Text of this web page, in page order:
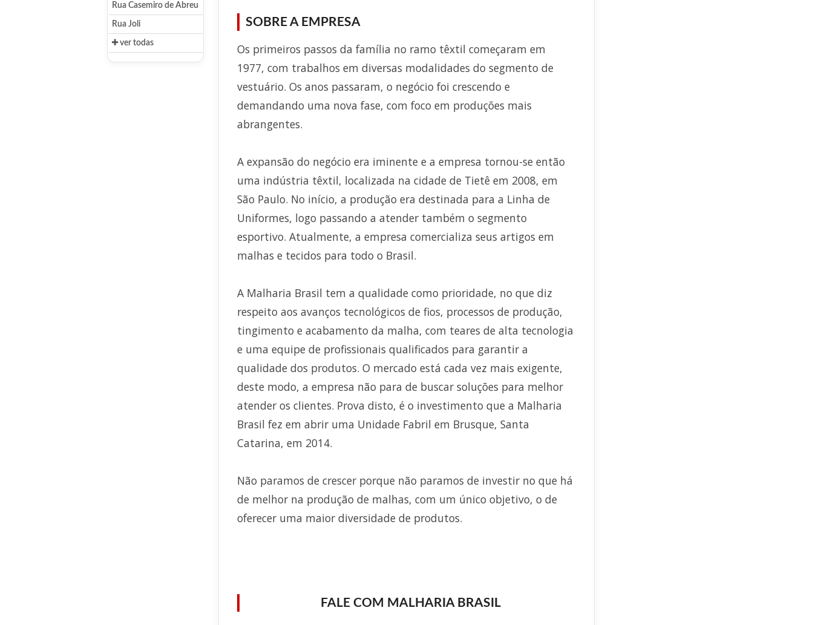
Rua Casemiro de Abreu
Rua Joli
ver todas
SOBRE A EMPRESA
Os primeiros passos da família no ramo têxtil começaram em
1977, com trabalhos em diversas modalidades do segmento de
vestuário. Os anos passaram, o negócio foi crescendo e
demandando uma nova fase, com foco em produções mais
abrangentes.
A expansão do negócio era iminente e a empresa tornou-se então
uma indústria têxtil, localizada na cidade de Tietê em 2008, em
São Paulo. No início, a produção era destinada para a Linha de
Uniformes, logo passando a atender também o segmento
esportivo. Atualmente, a empresa comercializa seus artigos em
malhas e tecidos para todo o Brasil.
A Malharia Brasil tem a qualidade como prioridade, no que diz
respeito aos avanços tecnológicos de fios, processos de produção,
tingimento e acabamento da malha, com teares de alta tecnologia
e uma equipe de profissionais qualificados para garantir a
qualidade dos produtos. O mercado está cada vez mais exigente,
deste modo, a empresa não para de buscar soluções para melhor
atender os clientes. Prova disto, é o investimento que a Malharia
Brasil fez em abrir uma Unidade Fabril em Brusque, Santa
Catarina, em 2014.
Não paramos de crescer porque não paramos de investir no que há
de melhor na produção de malhas, com um único objetivo, o de
oferecer uma maior diversidade de produtos.
FALE COM MALHARIA BRASIL